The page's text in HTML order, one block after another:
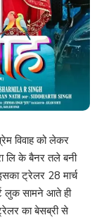
विवाह को लेकर
लि के बैनर तले बनी
ट्रेलर 28 मार्च
लुक सामने आते ही
का बेसब्री से